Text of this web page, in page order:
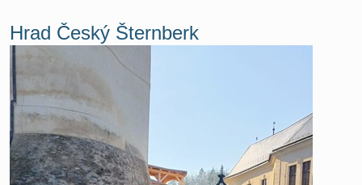
Hrad Český Šternberk